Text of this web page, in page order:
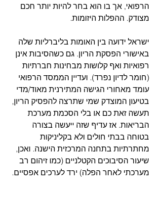
הרפואי, אך בו הוא בחר להיות יותר חכם
מצודק. ההפלות היזומות.
ישראל ידועה בין האומות בליברליות שלה
באישורי הפסקת הריון. גם כשהסיבות אינן
רפואיות ואף קלושות מבחינות חברתיות
(חומר לדיון נפרד). ועדיין הממסד הרפואי
עומד מאחורי הגישה המתירנית מאוד/מדי
בטיעון המוצדק שמי שתרצה להפסיק הריון,
תעשה זאת כם או בלי הסכמת מערכת
הבריאות. אז עדיף שזה ייעשה בצורה
בטוחה בבתי חולים ולא בקליניקות
מחתרתיות בתחנה המרכזית הישנה. ואכן,
שיעור הסיבוכים הקטלניים (כמו זיהום רב
מערכתי לאחר הפלה) ירד לערכים אפסיים.